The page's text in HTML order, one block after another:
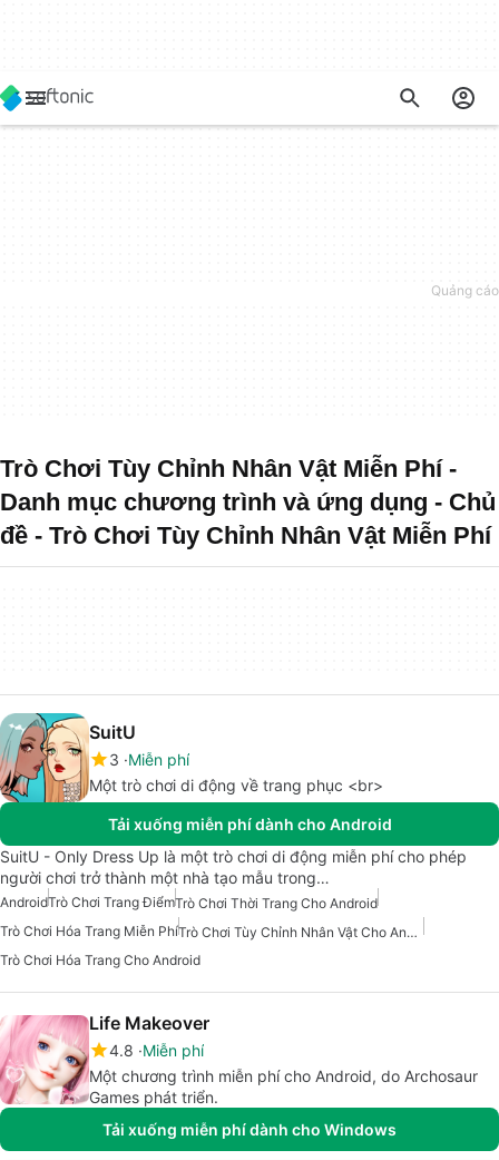
Trò Chơi Tùy Chỉnh Nhân Vật Miễn Phí -
Danh mục chương trình và ứng dụng - Chủ
đề - Trò Chơi Tùy Chỉnh Nhân Vật Miễn Phí
SuitU
3 Miễn phí
Một trò chơi di động về trang phục <br>
Tải xuống miễn phí dành cho Android
SuitU - Only Dress Up là một trò chơi di động miễn phí cho phép
người chơi trở thành một nhà tạo mẫu trong…
AndroidTrò Chơi Trang ĐiểmTrò Chơi Thời Trang Cho Android
Trò Chơi Hóa Trang Miễn Phí
Trò Chơi Tùy Chỉnh Nhân Vật Cho Android
Trò Chơi Hóa Trang Cho Android
Life Makeover
4.8 Miễn phí
Một chương trình miễn phí cho Android, do Archosaur
Games phát triển.
Tải xuống miễn phí dành cho Windows